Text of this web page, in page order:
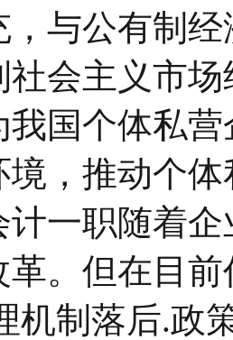
，与公有制
社会主义市
我国个体私
境，推动个
计一职随着
革。但在目
机制落后.政